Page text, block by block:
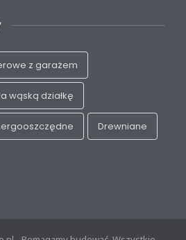
z garażem
wąską działkę
Drewniane